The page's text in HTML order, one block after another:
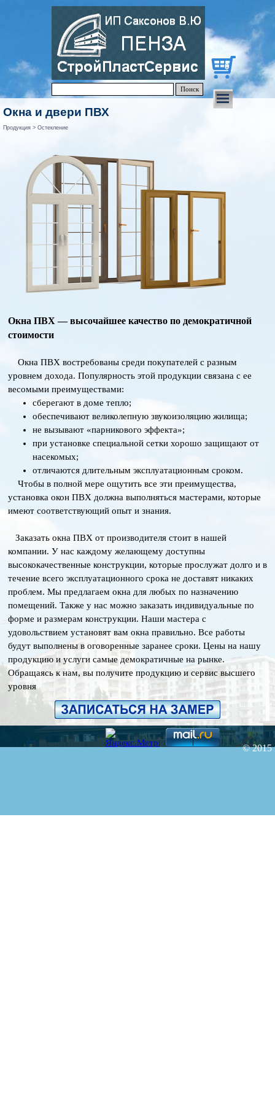
Поиск
0
Окна и двери ПВХ
Продукция > Остекление
Окна ПВХ — высочайшее качество по демократичной
стоимости
Окна ПВХ востребованы среди покупателей с разным
уровнем дохода. Популярность этой продукции связана с ее
весомыми преимуществами:
сберегают в доме тепло;
обеспечивают великолепную звукоизоляцию жилища;
не вызывают «парникового эффекта»;
при установке специальной сетки хорошо защищают от
насекомых;
отличаются длительным эксплуатационным сроком.
Чтобы в полной мере ощутить все эти преимущества,
установка окон ПВХ должна выполняться мастерами, которые
имеют соответствующий опыт и знания.
Заказать окна ПВХ от производителя стоит в нашей
компании. У нас каждому желающему доступны
высококачественные конструкции, которые прослужат долго и в
течение всего эксплуатационного срока не доставят никаких
проблем. Мы предлагаем окна для любых по назначению
помещений. Также у нас можно заказать индивидуальные по
форме и размерам конструкции. Наши мастера с
удовольствием установят вам окна правильно. Все работы
будут выполнены в оговоренные заранее сроки. Цены на нашу
продукцию и услуги самые демократичные на рынке.
Обращаясь к нам, вы получите продукцию и сервис высшего
уровня
© 2015